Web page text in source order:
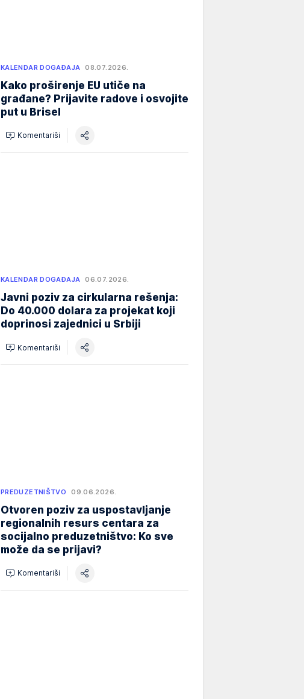
KALENDAR DOGAĐAJA 08.07.2026.
Kako proširenje EU utiče na
građane? Prijavite radove i osvojite
put u Brisel
Komentariši
KALENDAR DOGAĐAJA 06.07.2026.
Javni poziv za cirkularna rešenja:
Do 40.000 dolara za projekat koji
doprinosi zajednici u Srbiji
Komentariši
PREDUZETNIŠTVO 09.06.2026.
Otvoren poziv za uspostavljanje
regionalnih resurs centara za
socijalno preduzetništvo: Ko sve
može da se prijavi?
Komentariši